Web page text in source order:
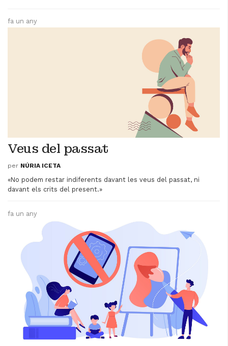
fa un any
Veus del passat
per NÚRIA ICETA
«No podem restar indiferents davant les veus del passat, ni
davant els crits del present.»
fa un any